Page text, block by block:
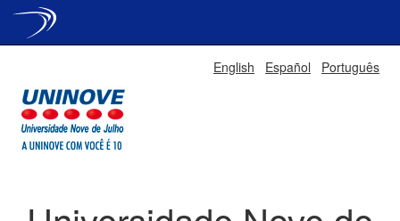
English Español Português